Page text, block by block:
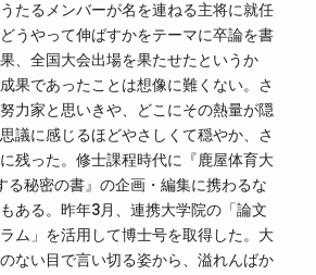
たるメンバーが名を連ねる主将に就任
うやって伸ばすかをテーマに卒論を書
、全国大会出場を果たせたというか
果であったことは想像に難くない。さ
力家と思いきや、どこにその熱量が隠
議に感じるほどやさしくて穏やか、さ
残った。修士課程時代に『鹿屋体育大
る秘密の書』の企画・編集に携わるな
ある。昨年3月、連携大学院の「論文
ム」を活用して博士号を取得した。大
ない目で言い切る姿から、溢れんばか